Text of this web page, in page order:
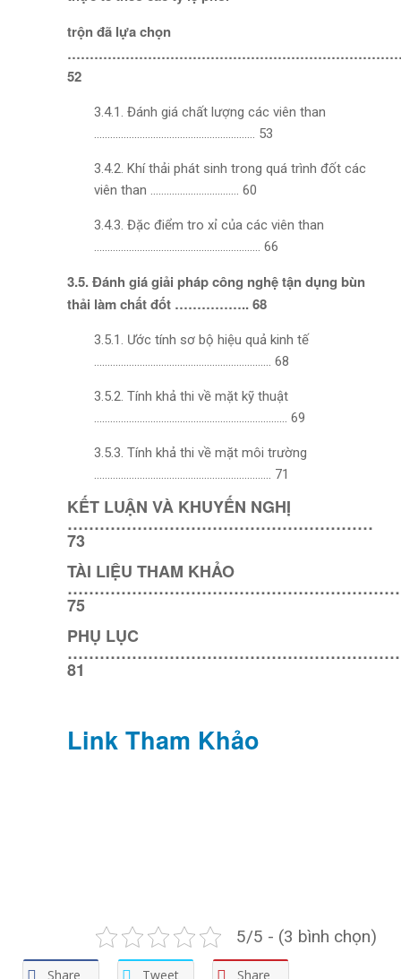
trộn đã lựa chọn
52
3.4.1. Đánh giá chất lượng các viên than
…………………………………………………… 53
3.4.2. Khí thải phát sinh trong quá trình đốt các
viên than …………………………… 60
3.4.3. Đặc điểm tro xỉ của các viên than
…………………………………………………….. 66
3.5. Đánh giá giải pháp công nghệ tận dụng bùn
thải làm chất đốt …………….. 68
3.5.1. Ước tính sơ bộ hiệu quả kinh tế
………………………………………………………… 68
3.5.2. Tính khả thi về mặt kỹ thuật
……………………………………………………………… 69
3.5.3. Tính khả thi về mặt môi trường
………………………………………………………… 71
KẾT LUẬN VÀ KHUYẾN NGHỊ
…………………………………………………
73
TÀI LIỆU THAM KHẢO
75
PHỤ LỤC
81
Link Tham Khảo
5/5 - (3 bình chọn)
Share Tweet Share